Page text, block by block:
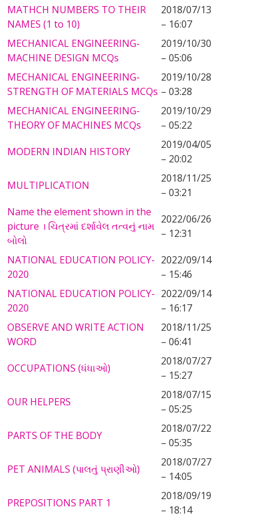
MATHCH NUMBERS TO THEIR
NAMES (1 to 10)
2018/07/13
– 16:07
MECHANICAL ENGINEERING-
MACHINE DESIGN MCQs
2019/10/30
– 05:06
MECHANICAL ENGINEERING-
STRENGTH OF MATERIALS MCQs
2019/10/28
– 03:28
MECHANICAL ENGINEERING-
THEORY OF MACHINES MCQs
2019/10/29
– 05:22
MODERN INDIAN HISTORY
2019/04/05
– 20:02
MULTIPLICATION
2018/11/25
– 03:21
Name the element shown in the
picture । ચિત્રમાં દર્શાવેલ તત્વનું નામ
બોલો
2022/06/26
– 12:31
NATIONAL EDUCATION POLICY-
2020
2022/09/14
– 15:46
NATIONAL EDUCATION POLICY-
2020
2022/09/14
– 16:17
OBSERVE AND WRITE ACTION
WORD
2018/11/25
– 06:41
OCCUPATIONS (ધંધાઓ)
2018/07/27
– 15:27
OUR HELPERS
2018/07/15
– 05:25
PARTS OF THE BODY
2018/07/22
– 05:35
PET ANIMALS (પાલતું પ્રાણીઓ)
2018/07/27
– 14:05
PREPOSITIONS PART 1
2018/09/19
– 18:14